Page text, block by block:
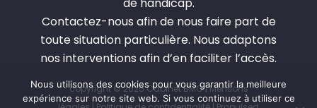
de handicap.
Contactez-nous afin de nous faire part de
toute situation particulière. Nous adaptons
nos interventions afin d’en faciliter l’accès.
copyright © 2025 Cabinet BMC |Mentions
Nous utilisons des cookies pour vous garantir la meilleure
expérience sur notre site web. Si vous continuez à utiliser ce